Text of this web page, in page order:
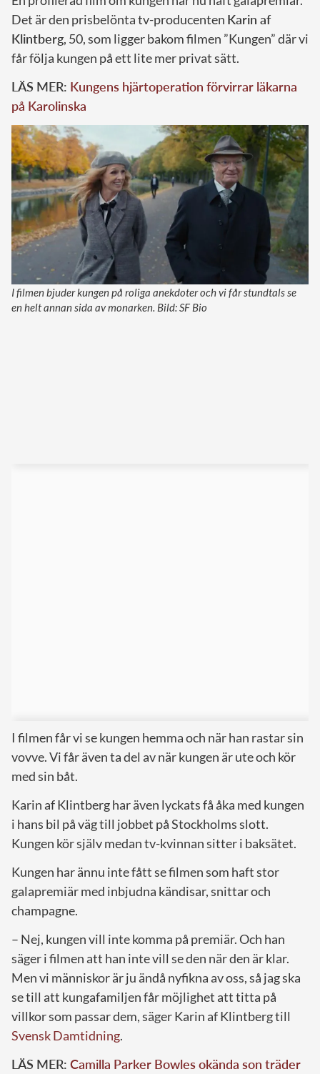
Det är den prisbelönta tv-producenten Karin af
Klintberg, 50, som ligger bakom filmen ”Kungen” där vi
får följa kungen på ett lite mer privat sätt.
LÄS MER: Kungens hjärtoperation förvirrar läkarna
på Karolinska
I filmen bjuder kungen på roliga anekdoter och vi får stundtals se
en helt annan sida av monarken. Bild: SF Bio
I filmen får vi se kungen hemma och när han rastar sin
vovve. Vi får även ta del av när kungen är ute och kör
med sin båt.
Karin af Klintberg har även lyckats få åka med kungen
i hans bil på väg till jobbet på Stockholms slott.
Kungen kör själv medan tv-kvinnan sitter i baksätet.
Kungen har ännu inte fått se filmen som haft stor
galapremiär med inbjudna kändisar, snittar och
champagne.
– Nej, kungen vill inte komma på premiär. Och han
säger i filmen att han inte vill se den när den är klar.
Men vi människor är ju ändå nyfikna av oss, så jag ska
se till att kungafamiljen får möjlighet att titta på
villkor som passar dem, säger Karin af Klintberg till
Svensk Damtidning.
LÄS MER: Camilla Parker Bowles okända son träder